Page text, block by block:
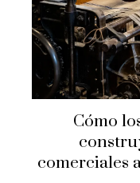
Cómo
comerciales